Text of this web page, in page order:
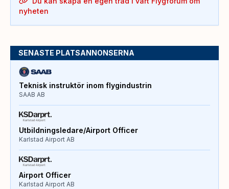
nyheten
SENASTE PLATSANNONSERNA
Teknisk instruktör inom flygindustrin
SAAB AB
Utbildningsledare/Airport Officer
Karlstad Airport AB
Airport Officer
Karlstad Airport AB